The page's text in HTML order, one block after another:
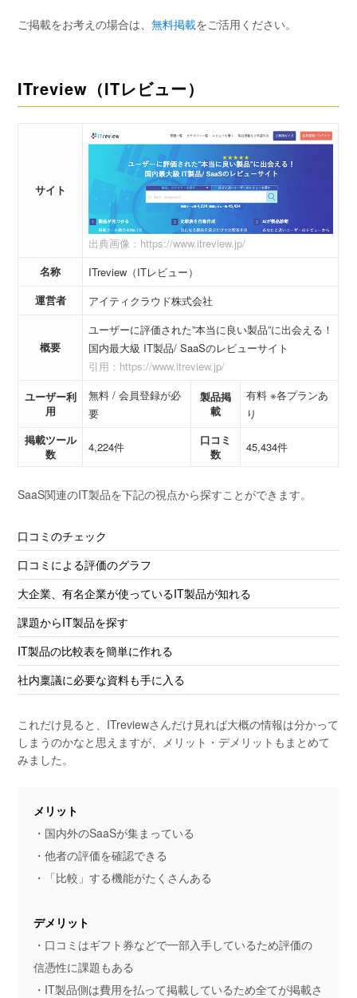
ご掲載をお考えの場合は、無料掲載をご活用ください。
ITreview（ITレビュー）
サイト
出典画像：https://www.itreview.jp/
名称
ITreview（ITレビュー）
運営者
アイティクラウド株式会社
概要
ユーザーに評価された”本当に良い製品”に出会える！
国内最大級 IT製品/ SaaSのレビューサイト
引用：https://www.itreview.jp/
ユーザー利
用
無料 / 会員登録が必
要
製品掲
載
有料 ※各プランあ
り
掲載ツール
数
4,224件
口コミ
数
45,434件
SaaS関連のIT製品を下記の視点から探すことができます。
口コミのチェック
口コミによる評価のグラフ
大企業、有名企業が使っているIT製品が知れる
課題からIT製品を探す
IT製品の比較表を簡単に作れる
社内稟議に必要な資料も手に入る
これだけ見ると、ITreviewさんだけ見れば大概の情報は分かって
しまうのかなと思えますが、メリット・デメリットもまとめて
みました。
メリット
・国内外のSaaSが集まっている
・他者の評価を確認できる
・「比較」する機能がたくさんある
デメリット
・口コミはギフト券などで一部入手しているため評価の
信憑性に課題もある
・IT製品側は費用を払って掲載しているため全てが掲載さ